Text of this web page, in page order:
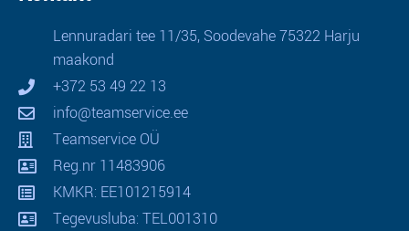
Lennuradari tee 11/35, Soodevahe 75322 Harju
maakond
+372 53 49 22 13
info@teamservice.ee
Teamservice OÜ
Reg.nr 11483906
KMKR: EE101215914
Tegevusluba: TEL001310